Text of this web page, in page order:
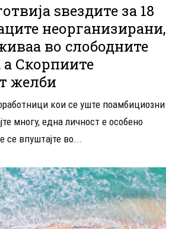
ѕвездите за 18
неорганизирани,
во слободните
Скорпиите
желби
кои се уште поамбициозни
многу, една личност е особено
се впуштајте во...